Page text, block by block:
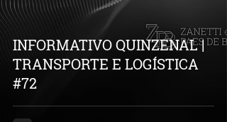
INFORMATIVO QUINZENAL |
TRANSPORTE E LOGÍSTICA
#72